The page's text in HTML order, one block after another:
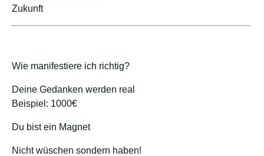
Zukunft
Wie manifestiere ich richtig?
Deine Gedanken werden real
Beispiel: 1000€
Du bist ein Magnet
Nicht wüschen sondern haben!